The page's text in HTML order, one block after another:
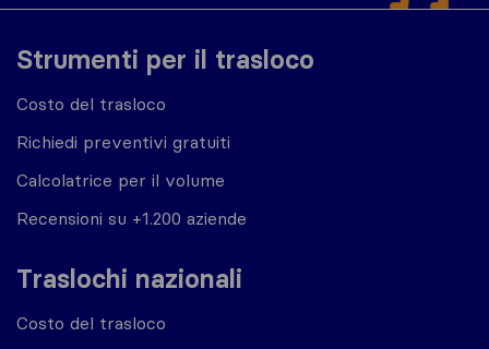
Strumenti per il trasloco
Costo del trasloco
Richiedi preventivi gratuiti
Calcolatrice per il volume
Recensioni su +1.200 aziende
Traslochi nazionali
Costo del trasloco